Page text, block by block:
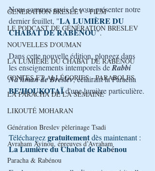
GENERATION BRESLEV - FILM
LE PODCAST DE GÉNÉRATION BRESLEV
NOUVELLES D'OUMAN
LA LUMIÈRE DU CHABAT DE RABÉNOU
CONTES ET ALLÉGORIES - PARABOLES
LA PARACHA DE LA SEMAINE
LIKOUTÉ MOHARAN
Génération Breslev pèlerinage Tsadi
Avraham Avinou, épreuves d’Avraham
Paracha & Rabénou
Nous sommes ravis de vous présenter notre
dernier feuillet, "LA LUMIÈRE DU
CHABAT DE RABÉNOU".
Dans cette nouvelle édition, plongez dans
les enseignements intemporels de Rabbi
Na'hman de Breslev, éclairant la Paracha
BE'HOUKOTAÏd'une lumière particulière.
Téléchargez gratuitement dès maintenant :
La Lumière du Chabat de Rabénou